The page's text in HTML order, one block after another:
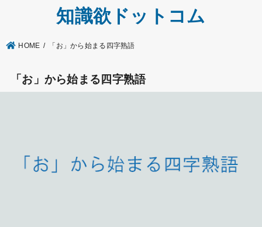
知識欲ドットコム
HOME 「お」から始まる四字熟語
「お」から始まる四字熟語